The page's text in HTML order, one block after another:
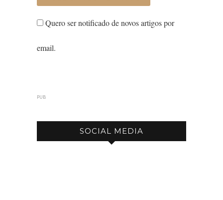
Quero ser notificado de novos artigos por
email.
PUB
SOCIAL MEDIA